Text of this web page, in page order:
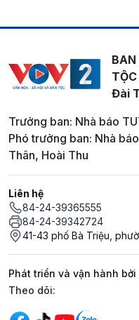
BAN
TỘC
Đài
Trưởng ban: Nhà báo
Phó trưởng ban: Nhà
Thân, Hoài Thu
Liên hệ
84-24-39365555
84-24-39342724
41-43 phố Bà Triệu,
Phát triển và vận hành bởi
Mạng xã hội
Theo dõi: